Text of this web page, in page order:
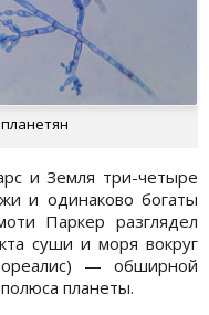
и Земля три-четыре
и одинаково богаты
Паркер разглядел
суши и моря вокруг
— обширной
планеты.